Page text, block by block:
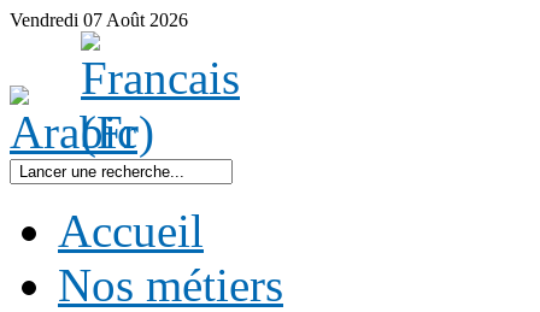
Vendredi 07 Août 2026
Accueil
Nos métiers